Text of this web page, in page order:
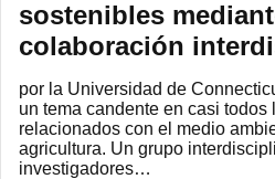
sostenibles
colaboración
por la Universidad de
un tema candente en casi todos
relacionados con el medio
agricultura. Un grupo
investigadores…